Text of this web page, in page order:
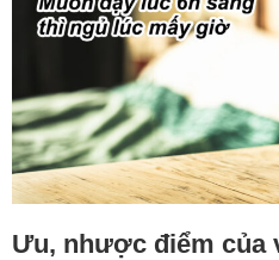
Ưu, nhược điểm của